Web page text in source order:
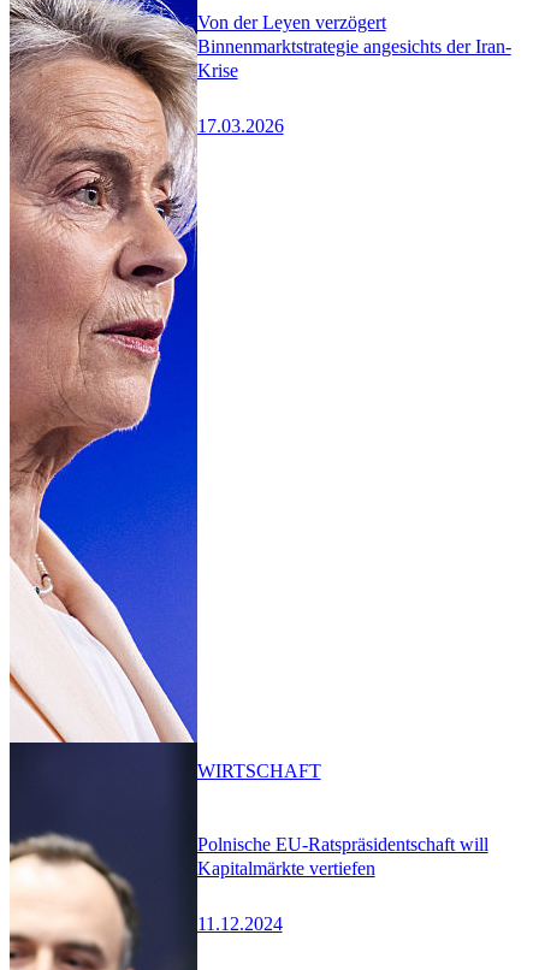
Von der Leyen verzögert
Binnenmarktstrategie angesichts der Iran-
Krise
17.03.2026
Polnische EU-Ratspräsidentschaft will
Kapitalmärkte vertiefen
11.12.2024
WIRTSCHAFT